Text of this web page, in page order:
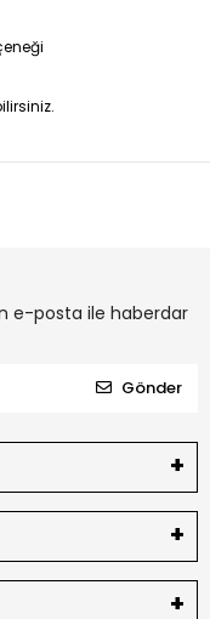
e-posta ile haberdar
Gönder